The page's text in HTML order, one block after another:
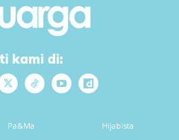
kami di:
Pa&Ma Hijabista